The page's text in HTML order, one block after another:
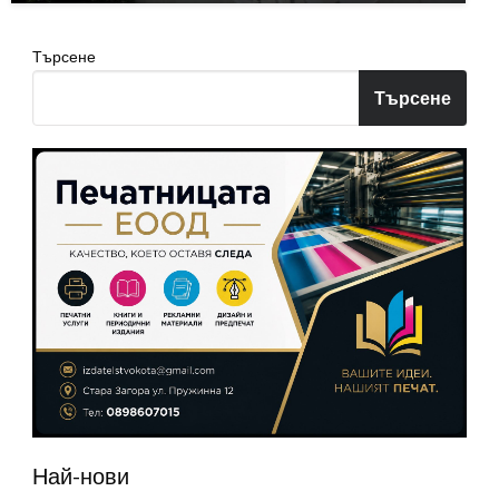
Търсене
Търсене
Най-нови